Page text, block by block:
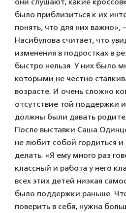
они слушают, какие
было приблизиться к их
понять, что для них важно»,
Насибулова считает, что
изменения в подростках в
быстро нельзя. У них было
которыми не честно
возрасте. И очень сложно
отсутствие той поддержки
должны были давать
После выставки Саша
не любит собой гордиться и
делать. «Я ему много раз
классный и работа у него
всех этих детей низкая
было поддержки раньше.
поверить в себя, нужна